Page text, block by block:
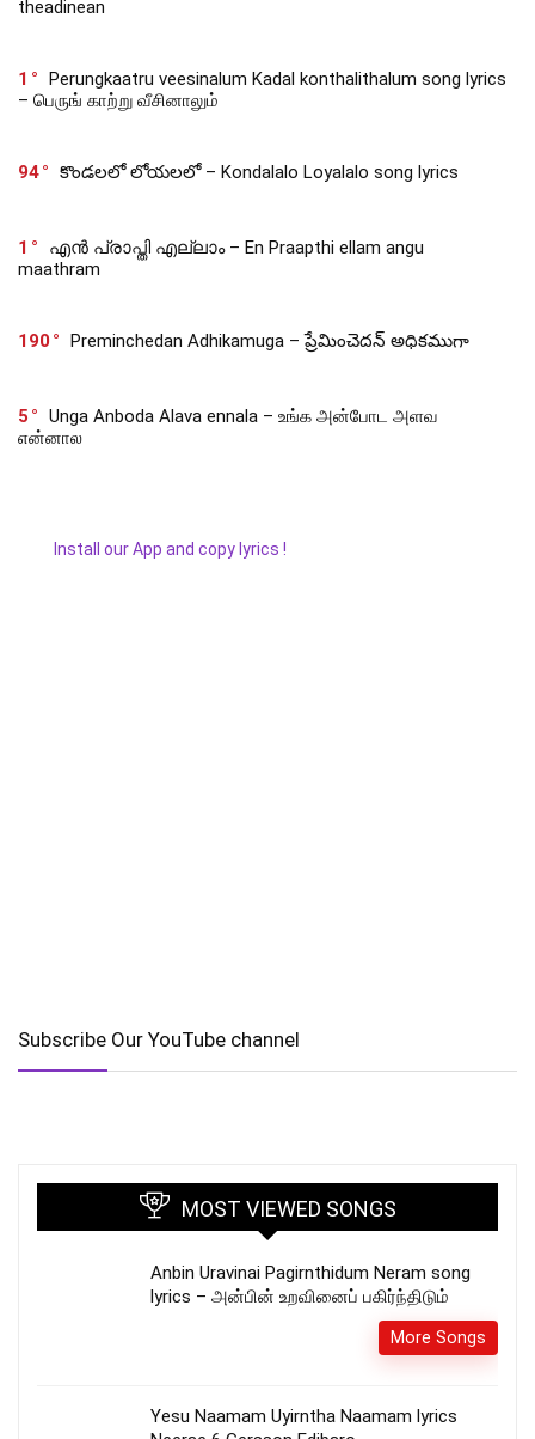
theadinean
1
Perungkaatru veesinalum Kadal konthalithalum song lyrics
– பெருங் காற்று வீசினாலும்
94 కొండలలో లోయలలో – Kondalalo Loyalalo song lyrics
1
എൻ പ്രാപ്തി എല്ലാം – En Praapthi ellam angu
maathram
190 Preminchedan Adhikamuga – ప్రేమించెదన్ అధికముగా
5
Unga Anboda Alava ennala – உங்க அன்போட அளவ
என்னால
Install our App and copy lyrics !
Subscribe Our YouTube channel
MOST VIEWED SONGS
Anbin Uravinai Pagirnthidum Neram song
lyrics – அன்பின் உறவினைப் பகிர்ந்திடும்
More Songs
Yesu Naamam Uyirntha Naamam lyrics